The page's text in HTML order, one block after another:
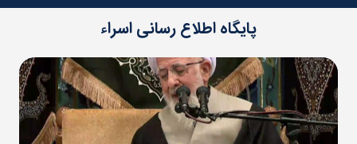
پایگاه اطلاع رسانی اسراء